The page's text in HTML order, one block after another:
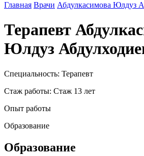
Главная Врачи Абдулкасимова Юлдуз
Терапевт
Юлдуз
Специальность: Терапевт
Стаж работы: Стаж 13 лет
Опыт работы
Образование
Образование